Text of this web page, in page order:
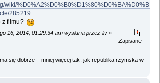
wiki/
285219
z filmu?
16, 2014, 01:29:34 am wysłana przez liv »
Zapisane
się dobrze – mniej więcej tak, jak republika rzymska w